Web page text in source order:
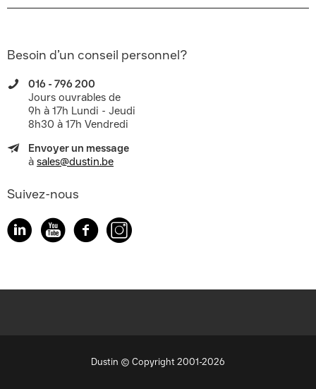
Besoin d’un conseil personnel?
016 - 796 200
Jours ouvrables de
9h à 17h Lundi - Jeudi
8h30 à 17h Vendredi
Envoyer un message
à sales@dustin.be
Suivez-nous
Dustin © Copyright 2001-2026